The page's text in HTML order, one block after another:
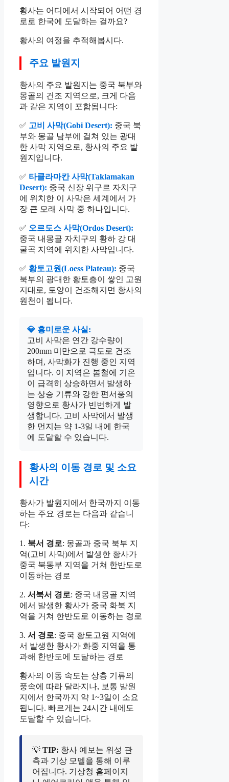
황사는 어디에서 시작되어 어떤 경
로로 한국에 도달하는 걸까요?
황사의 여정을 추적해봅시다.
주요 발원지
황사의 주요 발원지는 중국 북부와
몽골의 건조 지역으로, 크게 다음
과 같은 지역이 포함됩니다:
✅ 고비 사막(Gobi Desert): 중국 북
부와 몽골 남부에 걸쳐 있는 광대
한 사막 지역으로, 황사의 주요 발
원지입니다.
✅ 타클라마칸 사막(Taklamakan
Desert): 중국 신장 위구르 자치구
에 위치한 이 사막은 세계에서 가
장 큰 모래 사막 중 하나입니다.
✅ 오르도스 사막(Ordos Desert):
중국 내몽골 자치구의 황하 강 대
굴곡 지역에 위치한 사막입니다.
✅ 황토고원(Loess Plateau): 중국
북부의 광대한 황토층이 쌓인 고원
지대로, 토양이 건조해지면 황사의
원천이 됩니다.
💎 흥미로운 사실:
고비 사막은 연간 강수량이
200mm 미만으로 극도로 건조
하며, 사막화가 진행 중인 지역
입니다. 이 지역은 봄철에 기온
이 급격히 상승하면서 발생하
는 상승 기류와 강한 편서풍의
영향으로 황사가 빈번하게 발
생합니다. 고비 사막에서 발생
한 먼지는 약 1-3일 내에 한국
에 도달할 수 있습니다.
황사의 이동 경로 및 소요
시간
황사가 발원지에서 한국까지 이동
하는 주요 경로는 다음과 같습니
다:
1. 북서 경로: 몽골과 중국 북부 지
역(고비 사막)에서 발생한 황사가
중국 북동부 지역을 거쳐 한반도로
이동하는 경로
2. 서북서 경로: 중국 내몽골 지역
에서 발생한 황사가 중국 화북 지
역을 거쳐 한반도로 이동하는 경로
3. 서 경로: 중국 황토고원 지역에
서 발생한 황사가 화중 지역을 통
과해 한반도에 도달하는 경로
황사의 이동 속도는 상층 기류의
풍속에 따라 달라지나, 보통 발원
지에서 한국까지 약 1~3일이 소요
됩니다. 빠르게는 24시간 내에도
도달할 수 있습니다.
💡 TIP: 황사 예보는 위성 관
측과 기상 모델을 통해 이루
어집니다. 기상청 홈페이지